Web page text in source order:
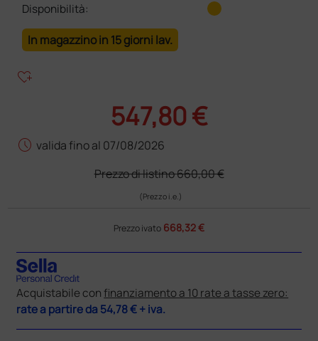
Disponibilità:
In magazzino in 15 giorni lav.
heart_plus
547,80 €
schedule valida fino al 07/08/2026
Prezzo di listino660,00 €
(Prezzo i.e.)
Prezzo ivato 668,32 €
Acquistabile con finanziamento a 10 rate a tasse zero:
rate a partire da54,78 €+ iva.